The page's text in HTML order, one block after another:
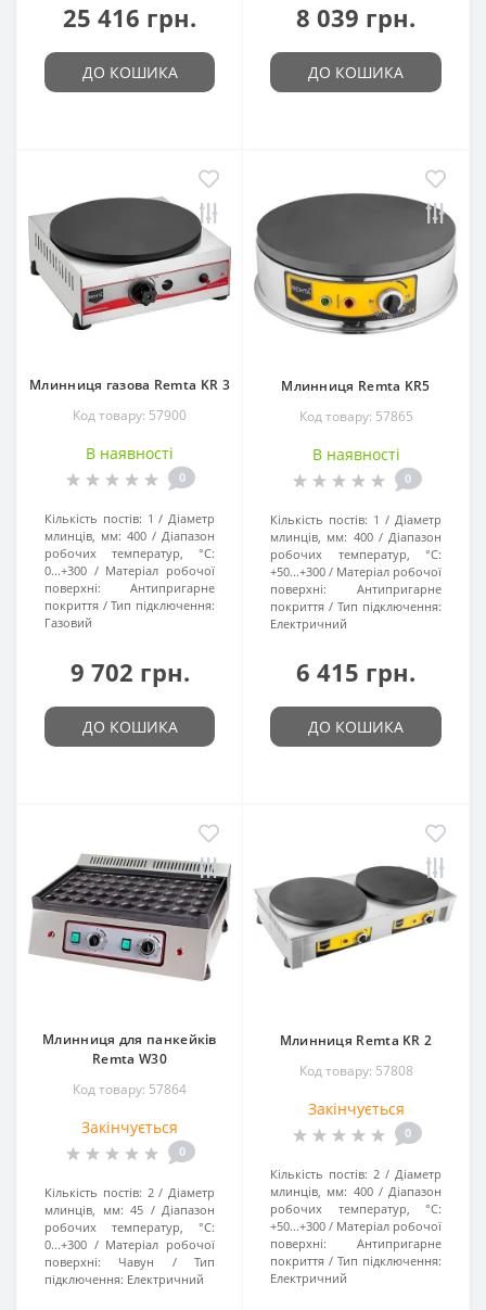
25 416 грн.
ДО КОШИКА
8 039 грн.
ДО КОШИКА
Млинниця газова Remta KR 3
Код товару: 57900
В наявності
0
Кількість постів: 1
Діаметр
млинців, мм: 400
Діапазон
робочих температур, °C:
0...+300
Матеріал робочої
поверхні:
Антипригарне
покриття
Тип підключення:
Газовий
9 702 грн.
ДО КОШИКА
Млинниця Remta KR5
Код товару: 57865
В наявності
0
Кількість постів: 1
Діаметр
млинців, мм: 400
Діапазон
робочих температур, °C:
+50...+300
Матеріал робочої
поверхні:
Антипригарне
покриття
Тип підключення:
Електричний
6 415 грн.
ДО КОШИКА
Млинниця для панкейків
Remta W30
Код товару: 57864
Закінчується
0
Кількість постів: 2
Діаметр
млинців, мм: 45
Діапазон
робочих температур, °C:
0...+300
Матеріал робочої
поверхні:
Чавун
Тип
підключення: Електричний
Млинниця Remta KR 2
Код товару: 57808
Закінчується
0
Кількість постів: 2
Діаметр
млинців, мм: 400
Діапазон
робочих температур, °C:
+50...+300
Матеріал робочої
поверхні:
Антипригарне
покриття
Тип підключення:
Електричний